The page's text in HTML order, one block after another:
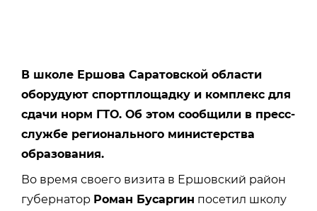
В школе Ершова Саратовской области
оборудуют спортплощадку и комплекс для
сдачи норм ГТО. Об этом сообщили в пресс-
службе регионального министерства
образования.
Во время своего визита в Ершовский район
губернатор Роман Бусаргин посетил школу